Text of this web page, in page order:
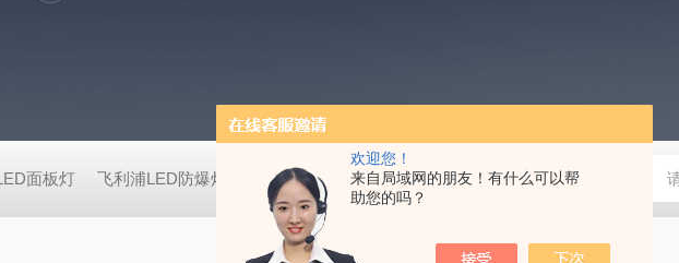
欢迎您！
来自局域网的朋友！有什么可以帮
助您的吗？
面板灯 飞利浦LED防爆灯 欧司朗LED天棚灯 飞利浦工矿灯 消防应急雷士双头应